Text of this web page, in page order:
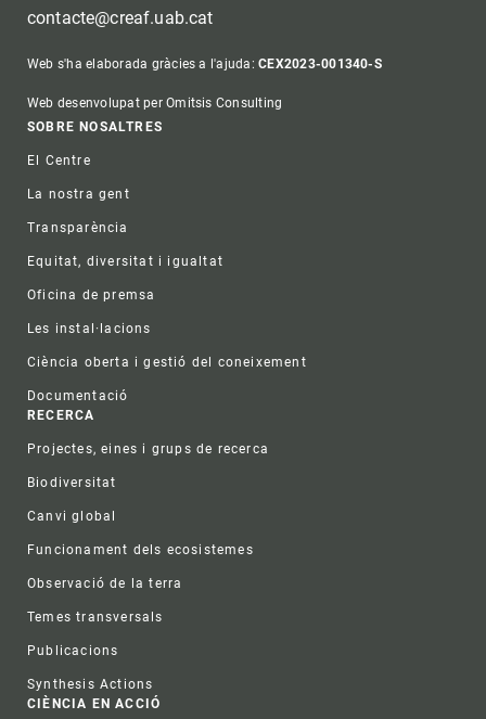
contacte@creaf.uab.cat
Web s'ha elaborada gràcies a l'ajuda:CEX2023-001340-S
Web desenvolupat per Omitsis Consulting
Footer
SOBRE NOSALTRES
El Centre
La nostra gent
Transparència
Equitat, diversitat i igualtat
Oficina de premsa
Les instal·lacions
Ciència oberta i gestió del coneixement
Documentació
RECERCA
Projectes, eines i grups de recerca
Biodiversitat
Canvi global
Funcionament dels ecosistemes
Observació de la terra
Temes transversals
Publicacions
Synthesis Actions
CIÈNCIA EN ACCIÓ